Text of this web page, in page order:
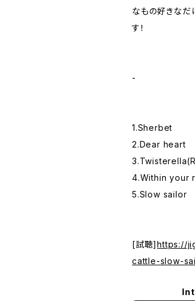
なもの好きなだ
す！
-
1.Sherbet
2.Dear heart
4.Within your
5.Slow sailor
[試聴]https://
cattle-slow-